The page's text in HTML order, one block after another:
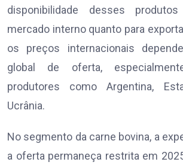
disponibilidade desses
mercado interno quanto para
os preços internacionais
global de oferta,
produtores como Argentina,
Ucrânia.
No segmento da carne bovina, a
a oferta permaneça restrita em